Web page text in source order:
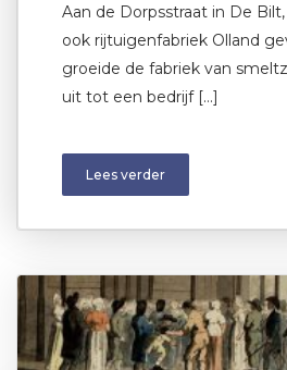
Aan de Dorpsstraat in De
ook rijtuigenfabriek Olland
groeide de fabriek van
uit tot een bedrijf […]
Lees verder